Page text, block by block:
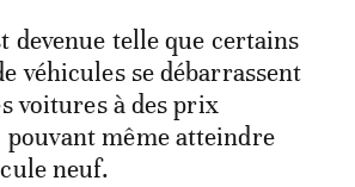
devenue telle que certains
véhicules se débarrassent
voitures à des prix
même atteindre
neuf.